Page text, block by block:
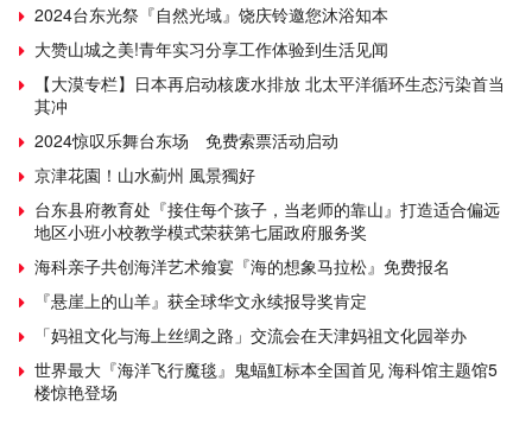
2024台东光祭『自然光域』饶庆铃邀您沐浴知本
大赞山城之美!青年实习分享工作体验到生活见闻
【大漠专栏】日本再启动核废水排放 北太平洋循环生态污染首当
其冲
2024惊叹乐舞台东场 免费索票活动启动
京津花園！山水薊州 風景獨好
台东县府教育处『接住每个孩子，当老师的靠山』打造适合偏远
地区小班小校教学模式荣获第七届政府服务奖
海科亲子共创海洋艺术飨宴『海的想象马拉松』免费报名
『悬崖上的山羊』获全球华文永续报导奖肯定
「妈祖文化与海上丝绸之路」交流会在天津妈祖文化园举办
世界最大『海洋飞行魔毯』鬼蝠魟标本全国首见 海科馆主题馆5
楼惊艳登场